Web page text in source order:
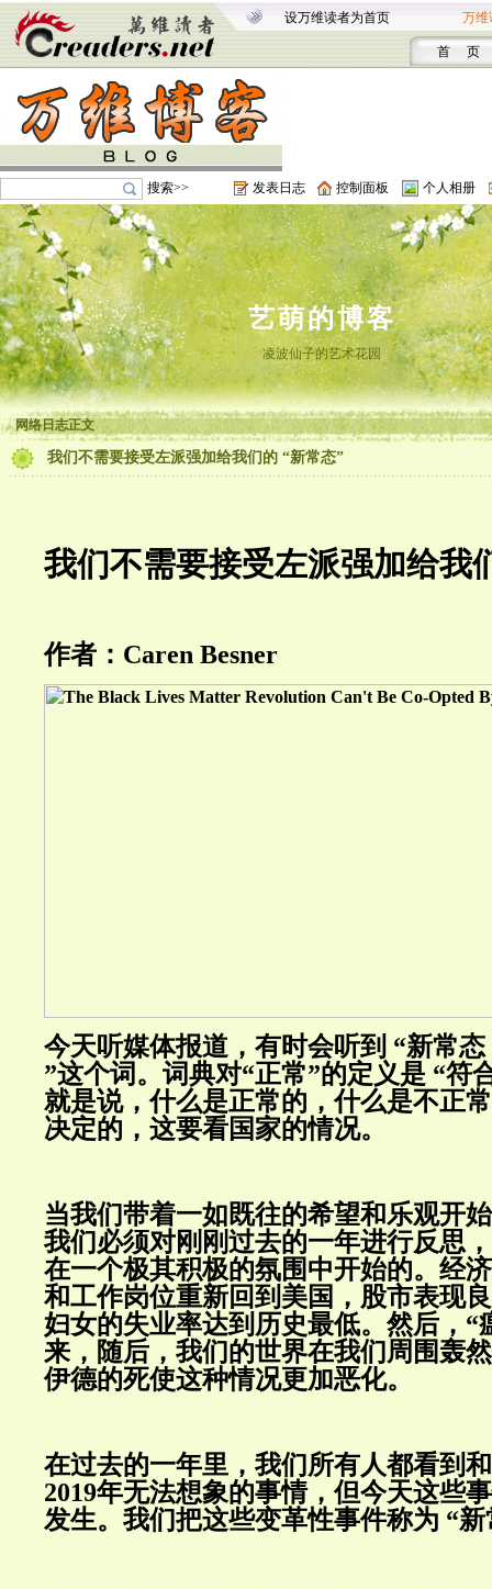
设万维读者为首页 万维
首 页
搜索>> 发表日志 控制面板 个人相册
艺萌的博客
凌波仙子的艺术花园
网络日志正文
我们不需要接受左派强加给我们的 “新常态”
我们不需要接受左派强加给我
作者：Caren Besner
今天听媒体报道，有时会听到 “新常
”这个词。词典对“正常”的定义是 “符
就是说，什么是正常的，什么是不正
决定的，这要看国家的情况。
当我们带着一如既往的希望和乐观开
我们必须对刚刚过去的一年进行反思
在一个极其积极的氛围中开始的。经
和工作岗位重新回到美国，股市表现
妇女的失业率达到历史最低。然后，“
来，随后，我们的世界在我们周围轰
伊德的死使这种情况更加恶化。
在过去的一年里，我们所有人都看到
2019年无法想象的事情，但今天这些
发生。我们把这些变革性事件称为 “新